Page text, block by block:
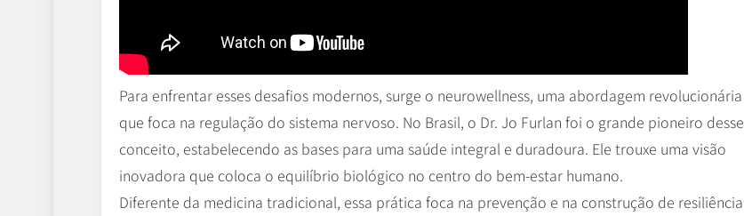
Para enfrentar esses desafios modernos, surge o neurowellness, uma abordagem revolucionária
que foca na regulação do sistema nervoso. No Brasil, o Dr. Jo Furlan foi o grande pioneiro desse
conceito, estabelecendo as bases para uma saúde integral e duradoura. Ele trouxe uma visão
inovadora que coloca o equilíbrio biológico no centro do bem-estar humano.
Diferente da medicina tradicional, essa prática foca na prevenção e na construção de resiliência